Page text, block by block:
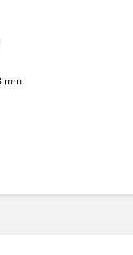
mm